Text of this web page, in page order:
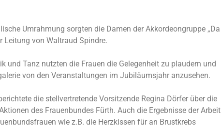
Umrahmung sorgten die Damen der Akkordeongruppe „Da
Leitung von Waltraud Spindre.
und Tanz nutzten die Frauen die Gelegenheit zu plaudern und
von den Veranstaltungen im Jubiläumsjahr anzusehen.
die stellvertretende Vorsitzende Regina Dörfer über die
des Frauenbundes Fürth. Auch die Ergebnisse der Arbeit
wie z.B. die Herzkissen für an Brustkrebs